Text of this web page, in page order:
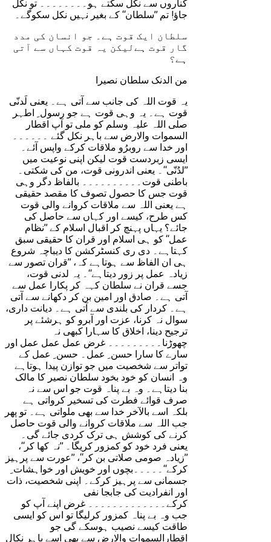
کناروں سے نکل سکتے ہو۔۔۔۔۔۔۔۔ تو نکل
جاؤ! تم ’’سلطان‘‘ کے بغیر نہیں نکل سکوگے۔
سلطان ایک قوت ہے۔ جو انسان کی مدد
گار قوت ہےلیکن یہ قوت کہاں سے آتی
ہے؟
من الدنک سلطان نصیرا
یہ قوت اللہ کی جانب سے آتی ہے۔ یعنی لَدنّی
قوت ہے۔ یہ وہی قوت ہے جو رسول ِ اطہر
صلی اللہ علیہ وسلم کو ملی تو آپ اقطار
السموات والارض سے باہر نکل گئے ۔۔۔۔۔۔
اور خدا سے روبرُو ملاقات کرکے واپس آئے۔
ایسی زبردست قوت لیکن اپنی نوعیت میں
’’لدُنّی‘‘۔ یعنی اندرونی قوت، من کی شکتی۔
باطنی قوت۔۔۔۔۔۔۔۔۔۔ بالفاظ دگر وہی
قوت جس کا حصول تصوف کا مقصد حقیقی
ہے یعنی اللہ سے ملاقات کروانے والی قوت
کس طرح، کیسے اور کہاں سے حاصل کی
جائے؟ یہاں پہنچ کر اقبال اسلام کے ’’نظام
عمل‘‘ کو ہی اسلام اور قران کا حقیقی سبق
کہتاہے۔ دی ری کنسٹرکشن کا دیباچہ شروع
ہی ان الفاظ سے ہوتاہے کہ، ’’قران تصور سے
زیادہ عمل پر زور دیتاہے‘‘۔ یہ لدنی قوت،
جسے قران نے سلطان کہہ کر پکارا عمل سے
آتی ہے۔ صادق اور امین بن کر دکھانے سے آتی
ہے۔ کردار کی بلندی سے آتی ہے۔ دیانت داری،
سوال نہ کرنا، عزت اور آبرو کو ہرشئے پر
ترجیح دینا، اخلاق کا سہارا کبھی نہ
چھوڑنا۔۔۔۔۔۔۔۔۔ غرض عمل عمل عمل اور
سارے کا سارا حسن ِ عمل۔ حسن ِ عمل کے
تواتر سے شخصیت میں جو توازن پیدا ہوتاہے
وہ انسان کو خود بخود سلطان نصیر کا مالک
بنا دیتاہے۔ وہ بے پناہ قوت جو اس سے نہ
صرف قوائے فطرت کی تسخیر کرواتی ہے
بلکہ اسے بالآخر خدا سے بھی ملواتی ہے۔ تو پھر
جب اللہ سے ملاقات کروانے والی قوت حاصل
کرنے کی کوشش ہی ترک کردی جائے گی۔
یعنی فرد خود کو کمزور کریگا۔ ’’نہ کھا کر‘‘،
’’زیادہ صومی صلاتی بن کر‘‘، ’’عورت سے پرہیز
کرکے‘‘۔۔۔۔۔بچوں اور خویش اور خواہشات ِ
جسمانی سے پرہیز کرکے۔ اپنی شخصیت، ذات
اور انفرادیت کی جابجا نفی
کرکے۔۔۔۔۔۔۔۔۔۔۔۔۔ غرض اپنے آپ کو
جب وہ بے پناہ کمزور کرلیگا تو اس کو ایسی
طاقت کیسے نصیب ہوسکے گی جو
اقطارالسموات والارض سے بھی اسے باہر نکال